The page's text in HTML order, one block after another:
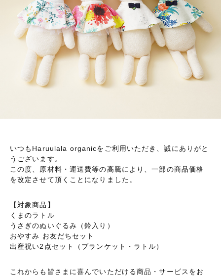
いつもHaruulala organicをご利用いただき、誠にありがと
うございます。
この度、原材料・運送費等の高騰により、一部の商品価格
を改定させて頂くことになりました。
【対象商品】
くまのラトル
うさぎのぬいぐるみ（鈴入り）
おやすみ お友だちセット
出産祝い2点セット（ブランケット・ラトル）
これからも皆さまに喜んでいただける商品・サービスをお